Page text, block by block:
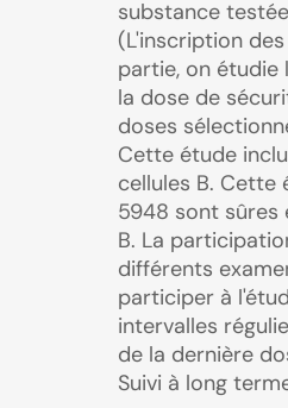
substance
(L'inscription
partie, on étudie
la dose de
doses
Cette étude
cellules B. Cette
5948 sont sûres
B. La
différents
participer à
intervalles
de la dernière
Suivi à long